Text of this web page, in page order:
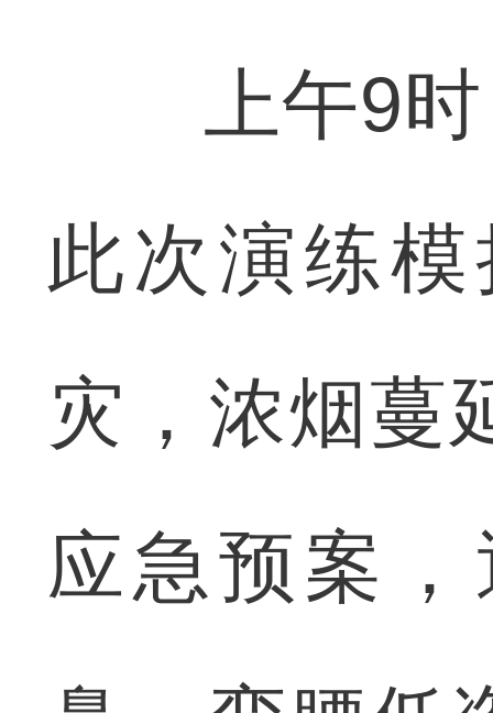
上午9时
此次演练
灾，浓烟蔓
应急预案